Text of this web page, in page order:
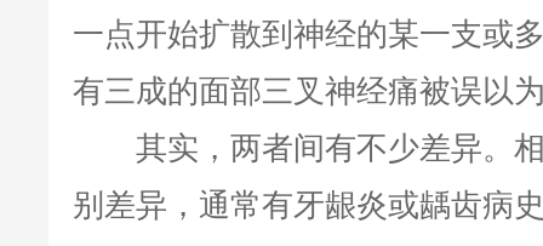
一点开始扩散到神经的某一支或
有三成的面部三叉神经痛被误以
其实，两者间有不少差异。相
别差异，通常有牙龈炎或龋齿病